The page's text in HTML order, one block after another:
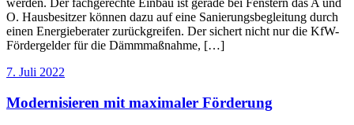
O. Hausbesitzer können dazu auf eine Sanierungsbegleitung durch
einen Energieberater zurückgreifen. Der sichert nicht nur die KfW-
Fördergelder für die Dämmmaßnahme, […]
7. Juli 2022
Modernisieren mit maximaler Förderung